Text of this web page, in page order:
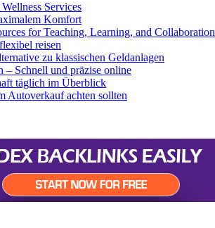
Services
Komfort
for Teaching, Learning, and Collaboration
reisen
zu klassischen Geldanlagen
– Schnell und präzise online
täglich im Überblick
Autoverkauf achten sollten